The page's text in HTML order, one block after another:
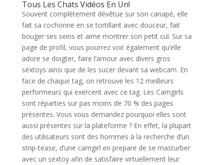
Tous Les Chats Vidéos En Un!
Souvent complètement dévêtue sur son canapé, elle
fait sa cochonne en se tortillant avec douceur, fait
bouger ses seins et aime montrer son petit cul. Sur sa
page de profil, vous pourrez voir également qu’elle
adore se doigter, faire l’amour avec divers gros
sextoys ainsi que de les sucer devant sa webcam. En
face de chaque tag, on retrouve les 12 meilleurs
performeurs qui exercent avec ce tag. Les Camgirls
sont réparties sur pas moins de 70 % des pages
présentes. Vous vous demandez pourquoi elles sont
aussi présentes sur la plateforme ? En effet, la plupart
des utilisateurs sont des hommes à la recherche d’un
strip-tease, d’une camgirl en prepare de se masturber
avec un sextoy afin de satisfaire virtuellement leur